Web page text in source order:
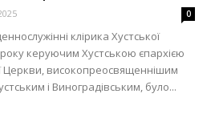
0
клірика Хустської
року керуючим Хустською єпархією
Церкви, високопреосвященнішим
і Виноградівським, було...